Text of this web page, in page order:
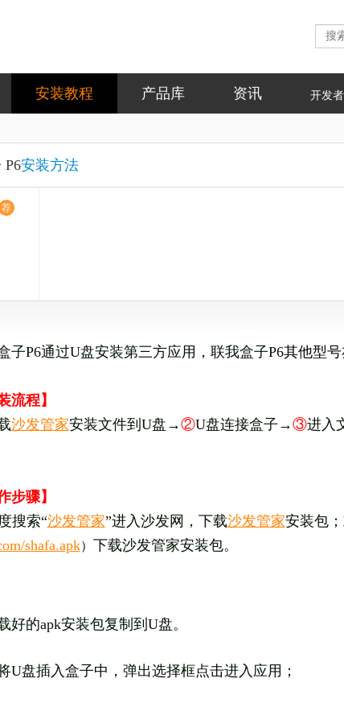
安装教程 产品库 资讯 开发
P6安装方法
荐
子P6通过U盘安装第三方应用， 联我盒子P6其他型
流程】
沙发管家安装文件到U盘→②U盘连接盒子→③进入
步骤】
搜索“沙发管家”进入沙发网，下载沙发管家安装包
shafa.apk） 下载沙发管家安装包。
好的apk安装包复制到U盘。
U盘插入盒子中，弹出选择框点击进入应用；